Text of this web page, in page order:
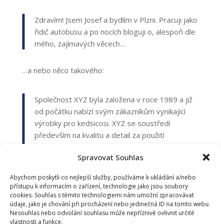
Spravovat Souhlas
Abychom poskytli co nejlepší služby, používáme k ukládání a/nebo
přístupu k informacím o zařízení, technologie jako jsou soubory
cookies. Souhlas s těmito technologiemi nám umožní zpracovávat
údaje, jako je chování při procházení nebo jedinečná ID na tomto webu.
Nesouhlas nebo odvolání souhlasu může nepříznivě ovlivnit určité
vlastnosti a funkce.
Zdravím! Jsem Josef a bydlím v Plzni. Pracuji jako
řidič autobusu a po nocích bloguji o, alespoň dle
mého, zajímavých věcech…
…a nebo něco takového:
Společnost XYZ byla založena v roce 1989 a již
od počátku nabízí svým zákazníkům vynikající
výrobky pro kedsicosi. XYZ se soustředí
především na kvalitu a detail za použití
životnosti. Firma sídlí v Kocourkově a
různých oblastech.
Pokud s WordPressem právě začínáte, měli byste
se nejdříve přihlásit do